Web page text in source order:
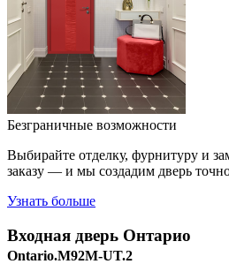
Безграничные возможности
Выбирайте отделку, фурнитуру и
заказу — и мы создадим дверь
Узнать больше
Входная дверь Онтарио
Ontario.M92M-UT.2